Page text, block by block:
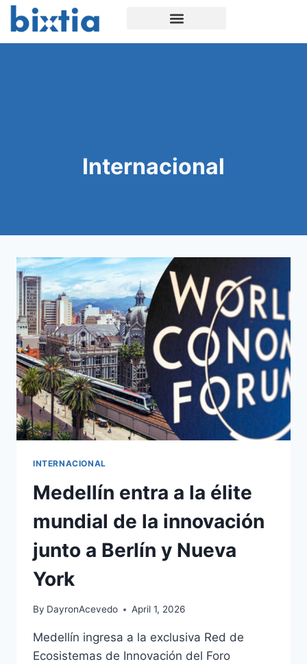
Internacional
INTERNACIONAL
Medellín entra a la élite
mundial de la innovación
junto a Berlín y Nueva
York
By DayronAcevedo April 1, 2026
Medellín ingresa a la exclusiva Red de
Ecosistemas de Innovación del Foro